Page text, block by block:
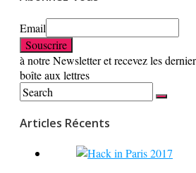
Email
à notre Newsletter et recevez les
boîte aux lettres
Articles Récents